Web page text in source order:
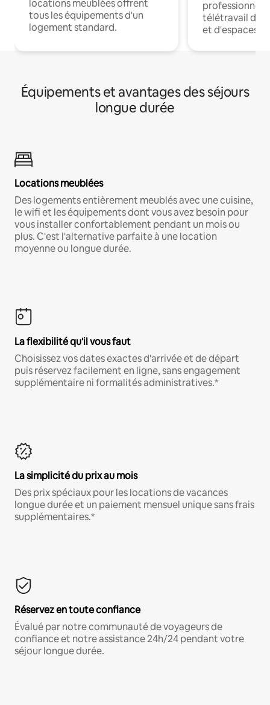
locations meublées offrent
tous les équipements d'un
logement standard.
professionnels
télétravail
et d'espaces
Équipements et avantages des séjours
longue durée
Locations meublées
Des logements entièrement meublés avec une cuisine,
le wifi et les équipements dont vous avez besoin pour
vous installer confortablement pendant un mois ou
plus. C'est l'alternative parfaite à une location
moyenne ou longue durée.
La flexibilité qu'il vous faut
Choisissez vos dates exactes d'arrivée et de départ
puis réservez facilement en ligne, sans engagement
supplémentaire ni formalités administratives.*
La simplicité du prix au mois
Des prix spéciaux pour les locations de vacances
longue durée et un paiement mensuel unique sans frais
supplémentaires.*
Réservez en toute confiance
Évalué par notre communauté de voyageurs de
confiance et notre assistance 24h/24 pendant votre
séjour longue durée.